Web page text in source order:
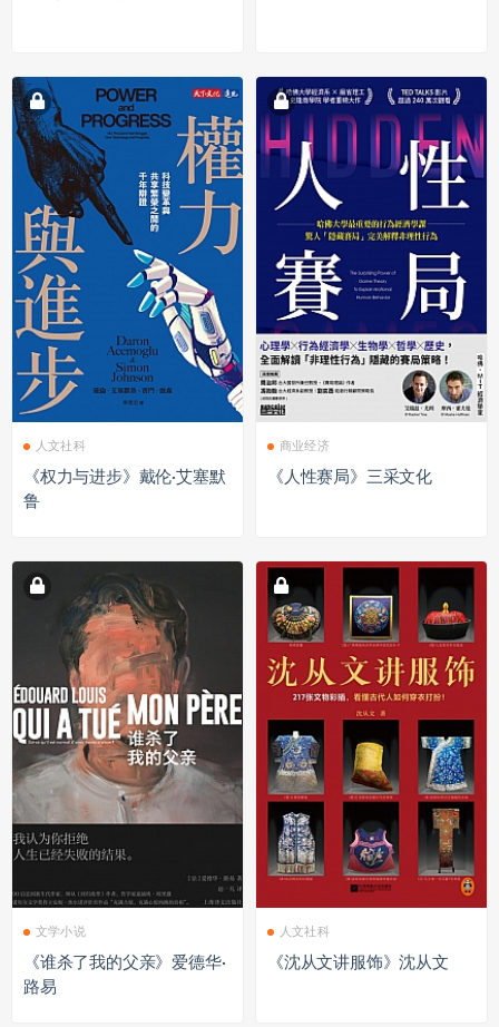
人文社科
《权力与进步》戴伦·艾塞默
鲁
商业经济
《人性赛局》三采文化
文学小说
《谁杀了我的父亲》爱德华·
路易
人文社科
《沈从文讲服饰》沈从文